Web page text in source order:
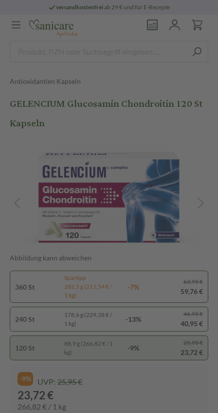
versandkostenfreiab 29 € und für E-Rezepte
Antioxidantien Kapseln
GELENCIUM Glucosamin Chondroitin 120 St
Kapseln
Abbildung kann abweichen
360 St
Spartipp
282,5 g (211,54 € /
1 kg)
-7%
63,95 €
59,76 €
240 St
178,6 g (229,28 € /
1 kg)
-13%
46,95 €
40,95 €
120 St
88,9 g (266,82 € / 1
kg)
-9%
25,95 €
23,72 €
-9% UVP: 25,95 €
23,72 €
266,82 € / 1 kg